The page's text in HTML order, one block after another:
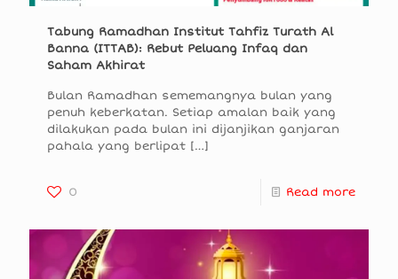
Tabung Ramadhan Institut Tahfiz Turath Al
Banna (ITTAB): Rebut Peluang Infaq dan
Saham Akhirat
Bulan Ramadhan sememangnya bulan yang
penuh keberkatan. Setiap amalan baik yang
dilakukan pada bulan ini dijanjikan ganjaran
pahala yang berlipat […]
0 Read more